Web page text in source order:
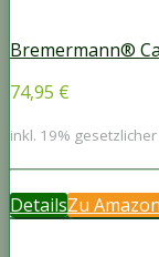
Bremermann®
74,95 €
inkl. 19% gesetzlicher
DetailsZu Amazon